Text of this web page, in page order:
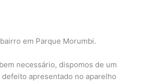
em Parque Morumbi.
necessário, dispomos de um
apresentado no aparelho